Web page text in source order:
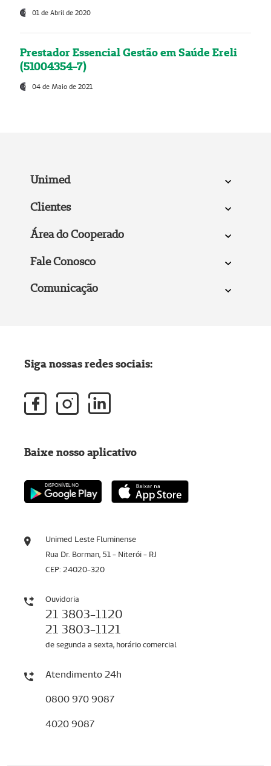
01 de Abril de 2020
Prestador Essencial Gestão em Saúde Ereli
(51004354-7)
04 de Maio de 2021
Unimed
Clientes
Área do Cooperado
Fale Conosco
Comunicação
Unimed Leste Fluminense
Rua Dr. Borman, 51 - Niterói - RJ
CEP: 24020-320
Ouvidoria
21 3803-1120
21 3803-1121
de segunda a sexta, horário comercial
Atendimento 24h
0800 970 9087
4020 9087
Siga nossas redes sociais:
Baixe nosso aplicativo